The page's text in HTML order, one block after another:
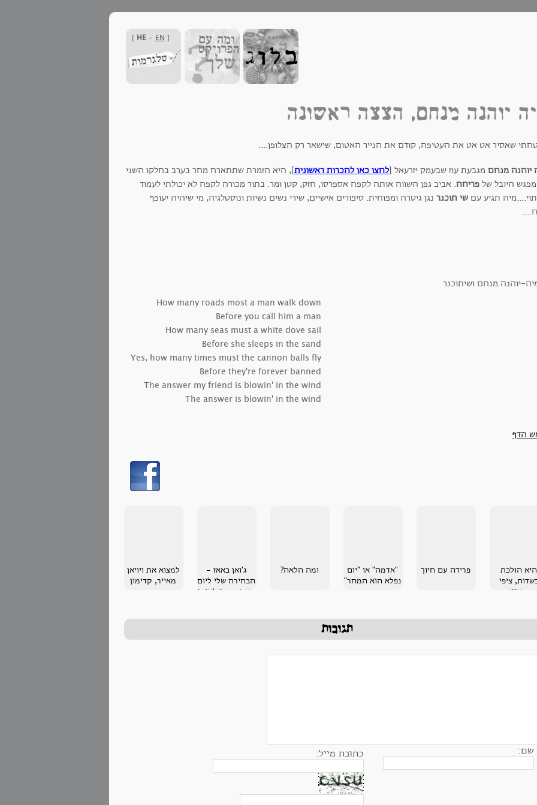
[
HE - EN
]
יוהנה מנחם, הצצה ראשונה
שאסיר אט אט את העטיפה, קודם את הנייר האטום, שישאר רק הצלופן....
יוהנה מנחם מגבעת עוז שבעמק יזרעאל [לחצו כאן להכרות ראשונית], היא הזמרת שתתארח מחר בערב בחלקו השני
היובל של פריחה. אביב גפן השווה אותה לקפה אספרסו, חזק, קטן ומר. בתור מכורה לקפה לא יכולתי לעמוד
תגיע עם שי תוכנר נגן גיטרה ומפוחית. סיפורים אישיים, שירי נשים נשיות ונוסטלגיה, מי שיהיה יעופף
How many roads most a man walk down
Before you call him a man
How many seas must a white dove sail
Before she sleeps in the sand
Yes, how many times must the cannon balls fly
Before they're forever banned
The answer my friend is blowin' in the wind
The answer is blowin' in the wind
הדף
היא הולכת
ציפי
בנציון
פרידה עם חיוך
"אדמה" או "יום
נפלא הוא המחר"
ומה הלאה?
ג'ואן באאז -
הבחירה שלי ליום
האשה הבינלאומי
למצוא את ויויאן
מאייר, קדימון
תגובות
שם: כתובת מייל: